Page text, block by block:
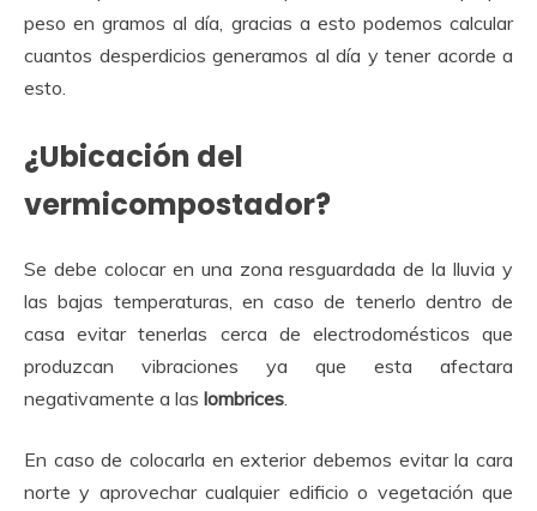
peso en gramos al día, gracias a esto podemos calcular
cuantos desperdicios generamos al día y tener acorde a
esto.
¿Ubicación del
vermicompostador?
Se debe colocar en una zona resguardada de la lluvia y
las bajas temperaturas, en caso de tenerlo dentro de
casa evitar tenerlas cerca de electrodomésticos que
produzcan vibraciones ya que esta afectara
negativamente a las lombrices.
En caso de colocarla en exterior debemos evitar la cara
norte y aprovechar cualquier edificio o vegetación que